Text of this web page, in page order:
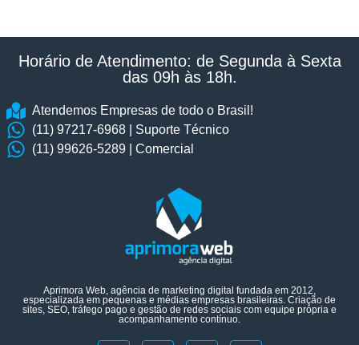
Horário de Atendimento: de Segunda à Sexta
das 09h às 18h.​
Atendemos Empresas de todo o Brasil!
(11) 97217-6968 | Suporte Técnico
(11) 99626-5289 | Comercial
Aprimora Web, agência de marketing digital fundada em 2012,
especializada em pequenas e médias empresas brasileiras. Criação de
sites, SEO, tráfego pago e gestão de redes sociais com equipe própria e
acompanhamento contínuo.